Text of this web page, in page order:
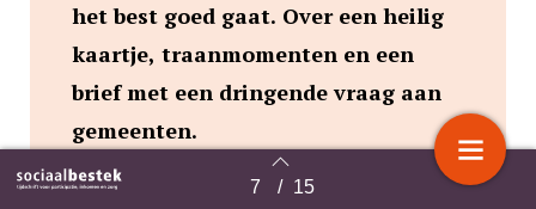
Terug naar overzicht 7 / 15
het best goed gaat. Over een heilig
kaartje, traanmomenten en een
brief met een dringende vraag aan
gemeenten.